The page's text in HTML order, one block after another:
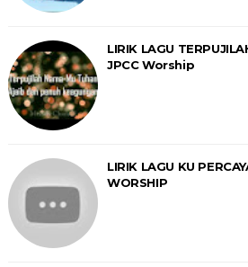
LIRIK LAGU
JPCC Worship
LIRIK LAGU KU
WORSHIP